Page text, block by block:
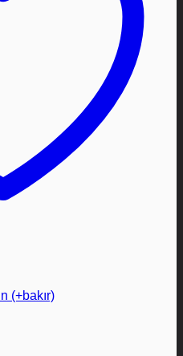
(+bakır)